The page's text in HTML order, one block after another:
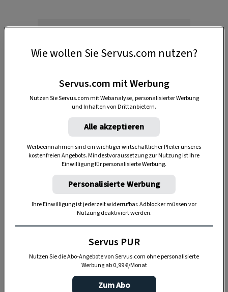
Anzeige
Inspirationen aus unseren Servus-
Hausbesuchen
Wie wollen Sie Servus.com nutzen?
Servus.com mit Werbung
Nutzen Sie Servus.com mit Webanalyse, personalisierter Werbung
und Inhalten von Drittanbietern.
Alle akzeptieren
Werbeeinnahmen sind ein wichtiger wirtschaftlicher Pfeiler unseres
kostenfreien Angebots. Mindestvoraussetzung zur Nutzung ist Ihre
Einwilligung für personalisierte Werbung.
Personalisierte Werbung
Ihre Einwilligung ist jederzeit widerrufbar. Adblocker müssen vor
Nutzung deaktiviert werden.
Servus PUR
Nutzen Sie die Abo-Angebote von Servus.com ohne personalisierte
Werbung ab 0,99 €/Monat
Zum Abo